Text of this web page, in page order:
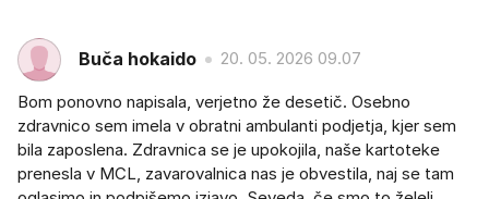
Buča hokaido 20. 05. 2026 09.07
Bom ponovno napisala, verjetno že desetič. Osebno
zdravnico sem imela v obratni ambulanti podjetja, kjer sem
bila zaposlena. Zdravnica se je upokojila, naše kartoteke
prenesla v MCL, zavarovalnica nas je obvestila, naj se tam